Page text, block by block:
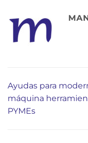
Ayudas para
máquina
PYMEs